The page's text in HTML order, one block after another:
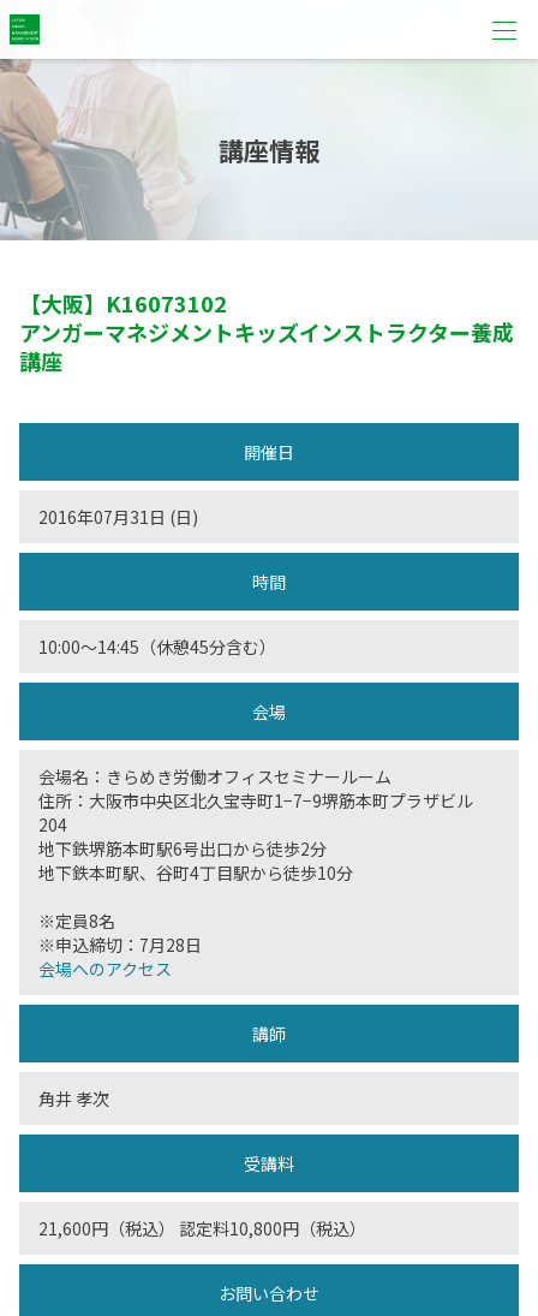
講座情報
【大阪】 K16073102
アンガーマネジメントキッズインストラクター養成
講座
開催日
2016年07月31日 (日)
時間
10:00〜14:45（休憩45分含む）
会場
会場名：きらめき労働オフィスセミナールーム
住所：大阪市中央区北久宝寺町1−7−9堺筋本町プラザビル
204
地下鉄堺筋本町駅6号出口から徒歩2分
地下鉄本町駅、谷町4丁目駅から徒歩10分
※定員8名
※申込締切：7月28日
会場へのアクセス
講師
角井 孝次
受講料
21,600円（税込） 認定料10,800円（税込）
お問い合わせ